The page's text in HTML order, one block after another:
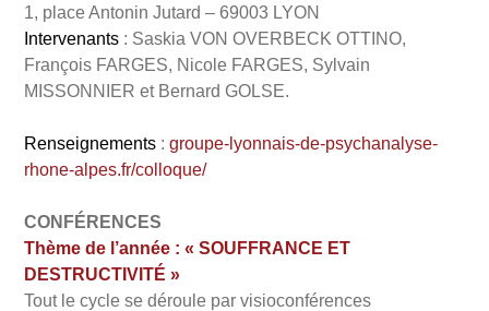
1, place Antonin Jutard – 69003 LYON
Intervenants : Saskia VON OVERBECK OTTINO,
François FARGES, Nicole FARGES, Sylvain
MISSONNIER et Bernard GOLSE.
Renseignements : groupe-lyonnais-de-psychanalyse-
rhone-alpes.fr/colloque/
CONFÉRENCES
Thème de l’année : « SOUFFRANCE ET
DESTRUCTIVITÉ »
Tout le cycle se déroule par visioconférences